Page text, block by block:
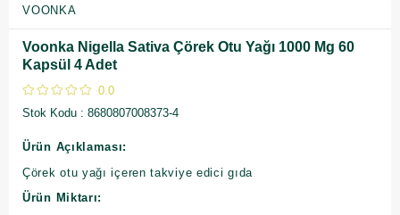
VOONKA
Voonka Nigella Sativa Çörek Otu Yağı 1000 Mg 60
Kapsül 4 Adet
0.0
Stok Kodu
8680807008373-4
Ürün Açıklaması:
Çörek otu yağı içeren takviye edici gıda
Ürün Miktarı: